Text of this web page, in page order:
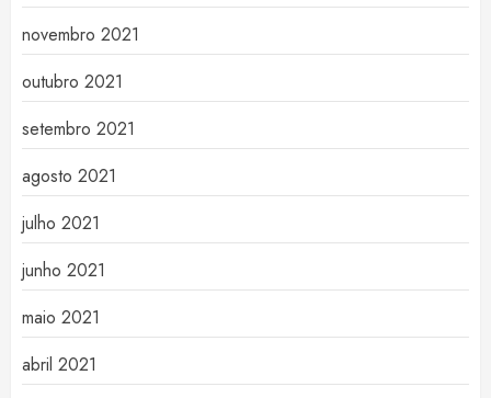
novembro 2021
outubro 2021
setembro 2021
agosto 2021
julho 2021
junho 2021
maio 2021
abril 2021